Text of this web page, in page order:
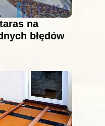
na
błędów